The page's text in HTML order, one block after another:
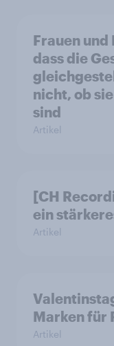
Frauen und
dass die
nicht, ob
sind
Artikel
[CH
ein
Artikel
Marken für
Artikel